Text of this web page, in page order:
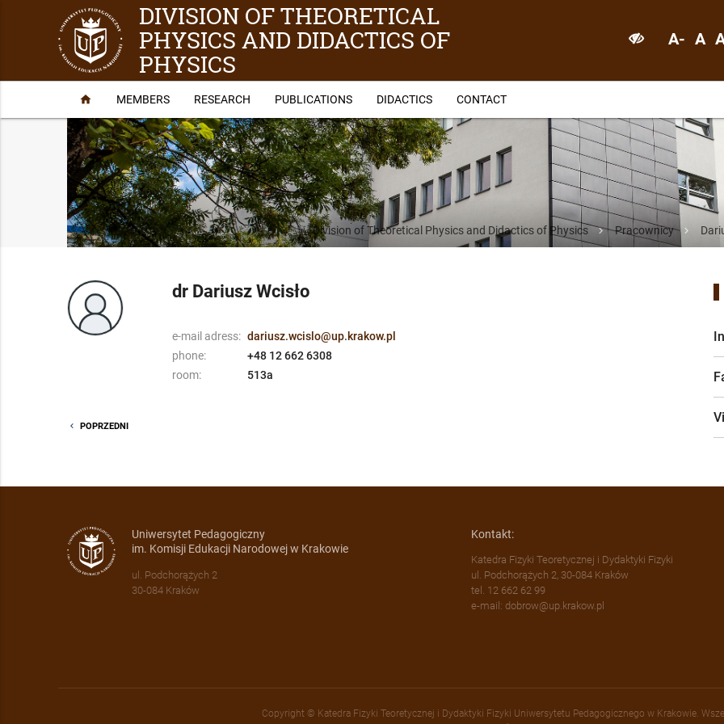
DIVISION OF THEORETICAL
PHYSICS AND DIDACTICS OF
PHYSICS
A- A
home MEMBERS RESEARCH PUBLICATIONS DIDACTICS CONTACT
Division of Theoretical Physics and Didactics of Physics Pracownicy
dr Dariusz Wcisło
e-mail adress: dariusz.wcislo@up.krakow.pl
phone:
+48 12 662 6308
room:
513a
chevron_left POPRZEDNI
Uniwersytet Pedagogiczny
im. Komisji Edukacji Narodowej w Krakowie
ul. Podchorążych 2
30-084 Kraków
Kontakt:
Katedra Fizyki Teoretycznej i Dydaktyki Fizyki
ul. Podchorążych 2, 30-084 Kraków
tel. 12 662 62 99
e-mail: dobrow@up.krakow.pl
Copyright © Katedra Fizyki Teoretycznej i Dydaktyki Fizyki Uniwersytetu Pedagogicznego w Krakowie.